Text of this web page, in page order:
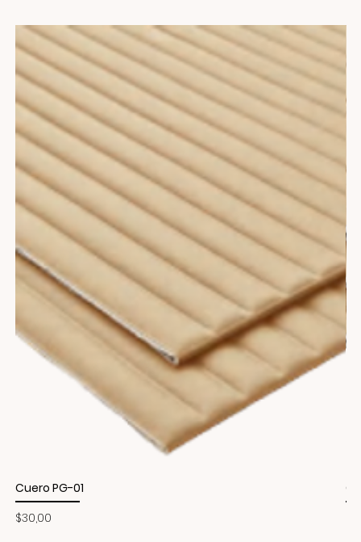
Cuero PG-01
Precio
$30,00